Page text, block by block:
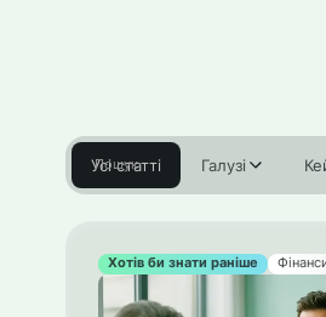
Усі статті Галузі
Хотів би знати раніше